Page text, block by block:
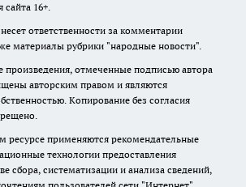
сайта 16+.
ответственности за комментарии
материалы рубрики "народные новости".
произведения, отмеченные подписью автора
авторским правом и являются
Копирование без согласия
применяются рекомендательные
технологии предоставления
сбора, систематизации и анализа сведений,